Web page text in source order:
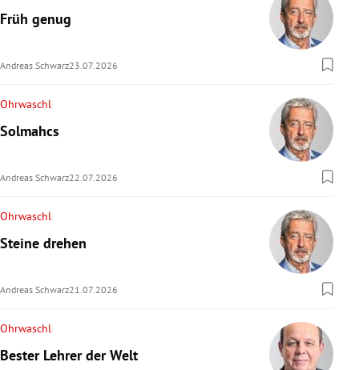
Früh genug
Andreas Schwarz23.07.2026
Ohrwaschl
Solmahcs
Andreas Schwarz22.07.2026
Ohrwaschl
Steine drehen
Andreas Schwarz21.07.2026
Ohrwaschl
Bester Lehrer der Welt